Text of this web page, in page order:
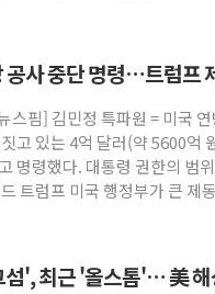
공사 중단 명령…트럼프
스핌] 김민정 특파원 = 미국
고 있는 4억 달러(약 5600억
명령했다. 대통령 권한의 범
트럼프 미국 행정부가 큰 제
섬', 최근 '올스톱'… 美